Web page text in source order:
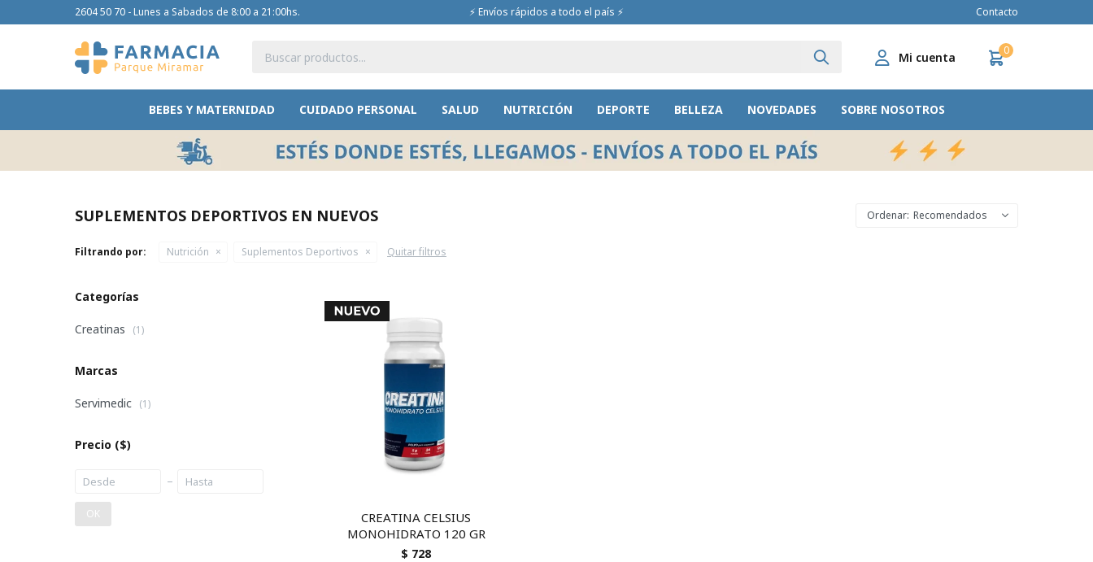
BEBES Y MATERNIDAD CUIDADO PERSONAL SALUD NUTRICIÓN DEPORTE BELLEZA NOVEDADES SOBRE NOSOTROS
0
2604 50 70 - Lunes a Sabados de 8:00 a 21:00hs. ⚡ Envíos rápidos a todo el país ⚡ Contacto
SUPLEMENTOS DEPORTIVOS EN NUEVOS Recomendados
Filtrando por: Nutrición Suplementos Deportivos Quitar filtros
CREATINA CELSIUS
MONOHIDRATO 120 GR
$ 728
Categorías
Creatinas (1)
Marcas
Servimedic (1)
Precio ($)
OK